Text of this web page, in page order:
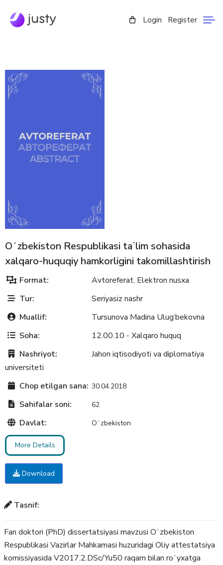
Login Register
Oʻzbekiston Respublikasi taʼlim sohasida
xalqaro-huquqiy hamkorligini takomillashtirish
Format: Avtoreferat, Elektron nusxa
Tur:
Seriyasiz nashr
Muallif:
Tursunova Madina Ulug‘bekovna
Soha:
12.00.10 - Xalqaro huquq
Nashriyot:
Jahon iqtisodiyoti va diplomatiya
universiteti
Chop etilgan sana: 30.04.2018
Sahifalar soni: 62
Davlat: Oʻzbekiston
More Details
Download
Tasnif:
Fan doktori (PhD) dissertatsiyasi mavzusi Oʻzbekiston
Respublikasi Vazirlar Mahkamasi huzuridagi Oliy attestatsiya
komissiyasida V2017.2.DSc/Yu50 raqam bilan roʻyxatga